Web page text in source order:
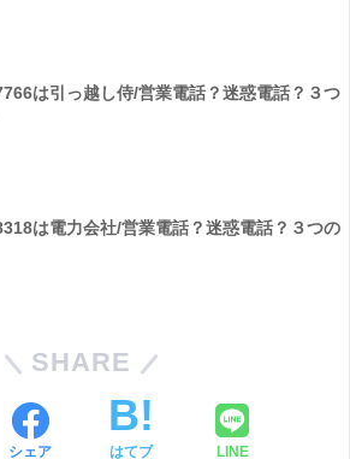
は引っ越し侍/営業電話？迷惑電話？３つ
は電力会社/営業電話？迷惑電話？３つの
SHARE
シェア はてブ LINE